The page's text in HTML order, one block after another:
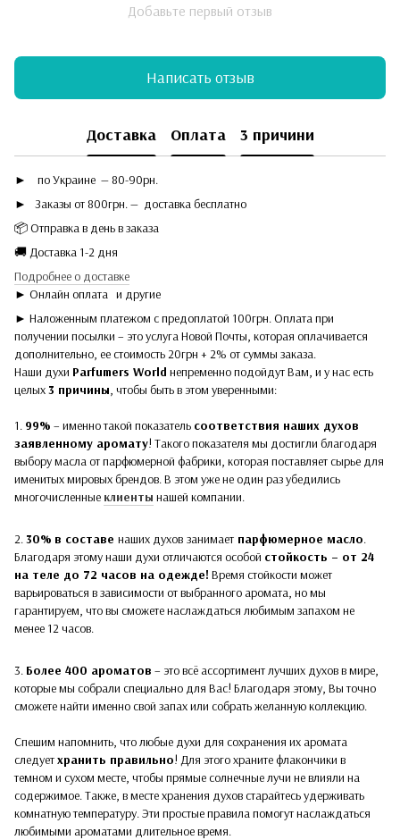
Добавьте первый отзыв
Написать отзыв
Доставка Оплата 3 причини
►
по Украине — 80-90рн.
► Заказы от 800грн. — доставка бесплатно
📦 Отправка в день в заказа
🚚 Доставка 1-2 дня
Подробнее о доставке
► Онлайн оплата и другие
► Наложенным платежом с предоплатой 100грн. Оплата при
получении посылки – это услуга Новой Почты, которая оплачивается
дополнительно, ее стоимость 20грн + 2% от суммы заказа.
Наши духи Parfumers World непременно подойдут Вам, и у нас есть
целых3 причины , чтобы быть в этом уверенными:
1. 99% – именно такой показатель соответствия наших духов
заявленному аромату! Такого показателя мы достигли благодаря
выбору масла от парфюмерной фабрики, которая поставляет сырье для
именитых мировых брендов. В этом уже не один раз убедились
многочисленные клиенты нашей компании.
2. 30% в составе наших духов занимает парфюмерное масло.
Благодаря этому наши духи отличаются особой стойкость – от 24
на теле до 72 часов на одежде! Время стойкости может
варьироваться в зависимости от выбранного аромата, но мы
гарантируем, что вы сможете наслаждаться любимым запахом не
менее 12 часов.
3. Более 400 ароматов – это всё ассортимент лучших духов в мире,
которые мы собрали специально для Вас! Благодаря этому, Вы точно
сможете найти именно свой запах или собрать желанную коллекцию.
Спешим напомнить, что любые духи для сохранения их аромата
следуетхранить правильно! Для этого храните флакончики в
темном и сухом месте, чтобы прямые солнечные лучи не влияли на
содержимое. Также, в месте хранения духов старайтесь удерживать
комнатную температуру. Эти простые правила помогут наслаждаться
любимыми ароматами длительное время.